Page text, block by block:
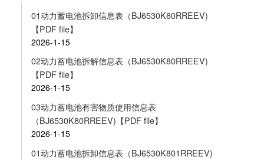
01动力蓄电池拆卸信息表（BJ6530K80RREEV)
【PDF file】
2026-1-15
02动力蓄电池拆解信息表（BJ6530K80RREEV)
【PDF file】
2026-1-15
03动力蓄电池有害物质使用信息表
（BJ6530K80RREEV)【PDF file】
2026-1-15
01动力蓄电池拆卸信息表（BJ6530K801RREEV)